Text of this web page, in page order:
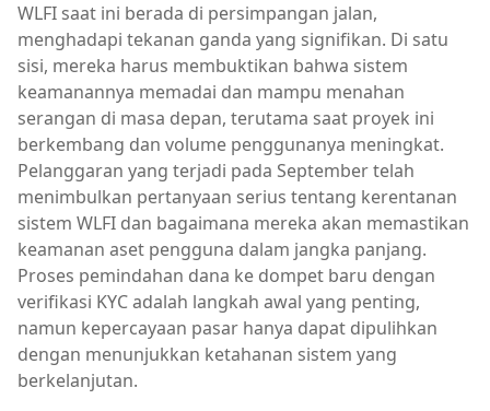
WLFI saat ini berada di persimpangan jalan,
menghadapi tekanan ganda yang signifikan. Di satu
sisi, mereka harus membuktikan bahwa sistem
keamanannya memadai dan mampu menahan
serangan di masa depan, terutama saat proyek ini
berkembang dan volume penggunanya meningkat.
Pelanggaran yang terjadi pada September telah
menimbulkan pertanyaan serius tentang kerentanan
sistem WLFI dan bagaimana mereka akan memastikan
keamanan aset pengguna dalam jangka panjang.
Proses pemindahan dana ke dompet baru dengan
verifikasi KYC adalah langkah awal yang penting,
namun kepercayaan pasar hanya dapat dipulihkan
dengan menunjukkan ketahanan sistem yang
berkelanjutan.